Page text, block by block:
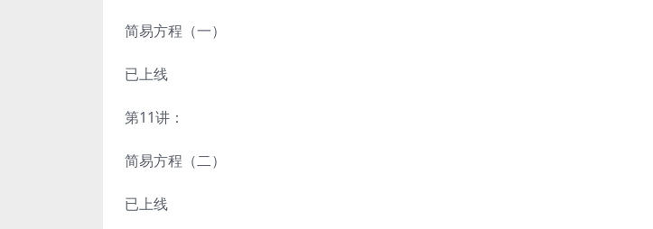
简易方程（一）
已上线
第11讲：
简易方程（二）
已上线